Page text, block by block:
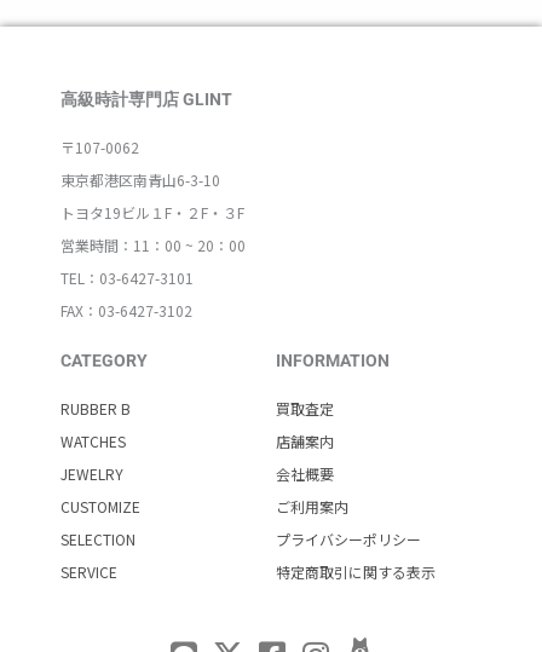
高級時計専門店 GLINT
〒107-0062
東京都港区南青山6-3-10
トヨタ19ビル１F・２F・３F
営業時間：11：00 ~ 20：00
TEL：03-6427-3101
FAX：03-6427-3102
CATEGORY
RUBBER B
WATCHES
JEWELRY
CUSTOMIZE
SELECTION
SERVICE
INFORMATION
買取査定
店舗案内
会社概要
ご利用案内
プライバシーポリシー
特定商取引に関する表示